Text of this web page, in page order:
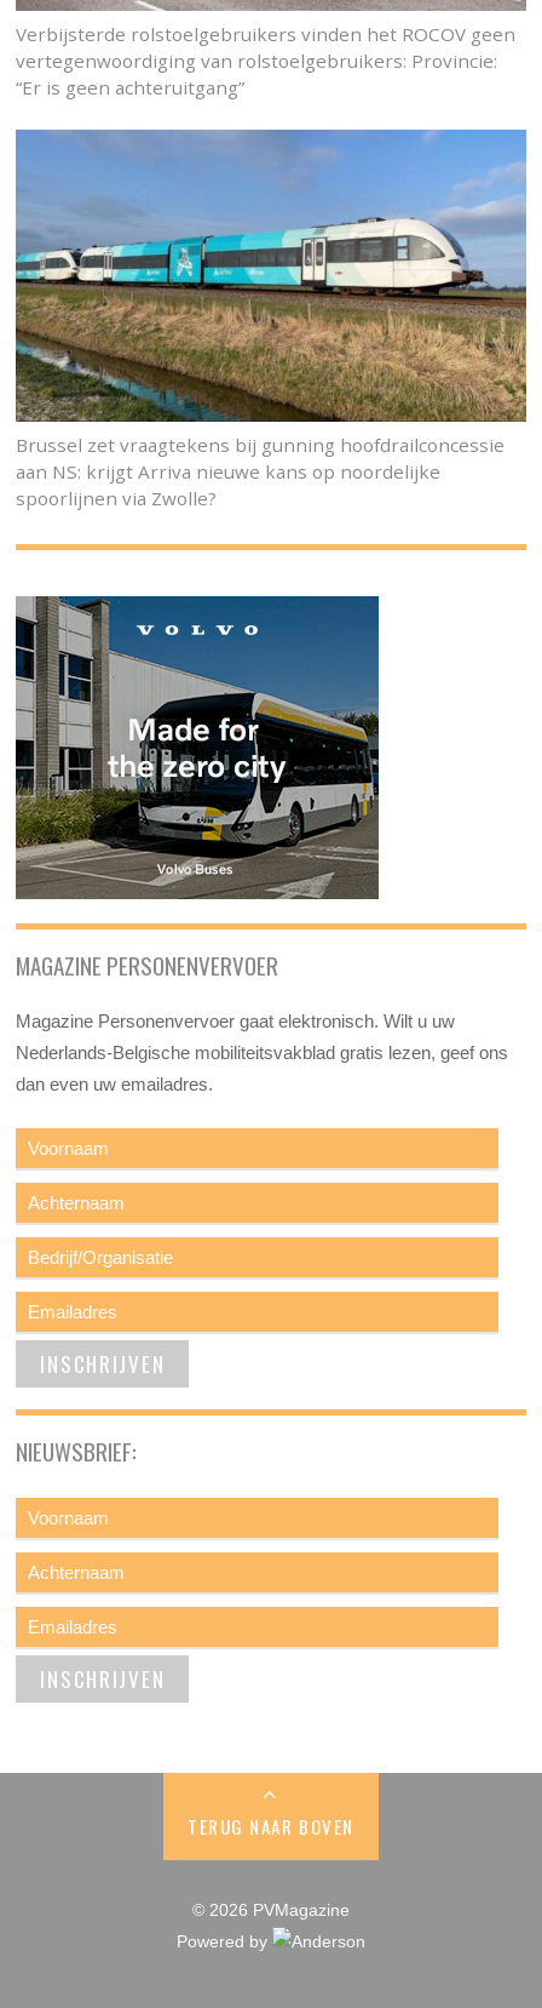
Verbijsterde rolstoelgebruikers vinden het ROCOV geen
vertegenwoordiging van rolstoelgebruikers: Provincie:
“Er is geen achteruitgang”
Brussel zet vraagtekens bij gunning hoofdrailconcessie
aan NS: krijgt Arriva nieuwe kans op noordelijke
spoorlijnen via Zwolle?
MAGAZINE PERSONENVERVOER
Magazine Personenvervoer gaat elektronisch. Wilt u uw
Nederlands-Belgische mobiliteitsvakblad gratis lezen, geef ons
dan even uw emailadres.
NIEUWSBRIEF:
TERUG NAAR BOVEN
© 2026 PVMagazine
Powered by